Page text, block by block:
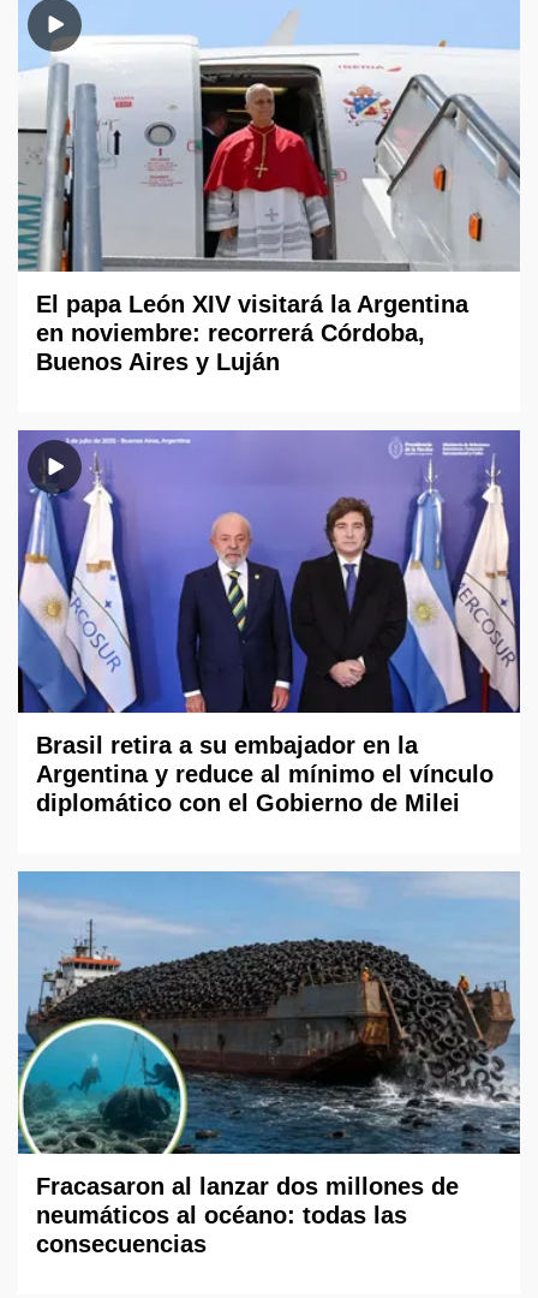
El papa León XIV visitará la Argentina
en noviembre: recorrerá Córdoba,
Buenos Aires y Luján
Brasil retira a su embajador en la
Argentina y reduce al mínimo el vínculo
diplomático con el Gobierno de Milei
Fracasaron al lanzar dos millones de
neumáticos al océano: todas las
consecuencias